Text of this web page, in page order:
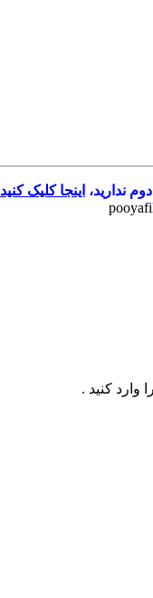
ندارید، اینجا کلیک کنید
وارد کنید .